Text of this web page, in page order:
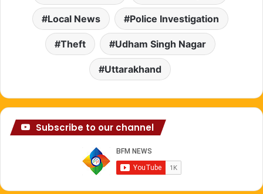
Local News Police Investigation
Theft Udham Singh Nagar
Uttarakhand
Subscribe to our channel